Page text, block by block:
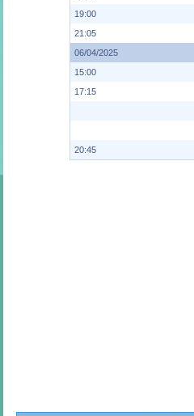
19:00
21:05
06/04/2025
15:00
17:15
20:45